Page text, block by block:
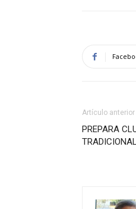
Artículo anterior
PREPARA